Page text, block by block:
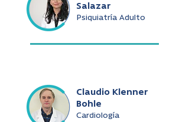
Salazar
Psiquiatría Adulto
Claudio Klenner
Bohle
Cardiología